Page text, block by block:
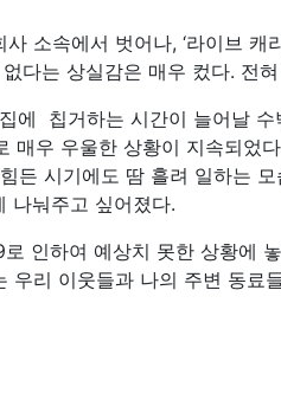
소속에서 벗어나, ‘라이브 캐
다는 상실감은 매우 컸다. 전
칩거하는 시간이 늘어날
우 우울한 상황이 지속되었
시기에도 땀 흘려 일하는
나눠주고 싶어졌다.
인하여 예상치 못한 상황에
리 이웃들과 나의 주변 동